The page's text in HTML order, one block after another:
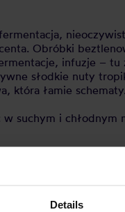
Details
Obróbki
infuzje – tu
słodkie nuty
która łamie schematy.
w suchym i chłodnym
OCENY